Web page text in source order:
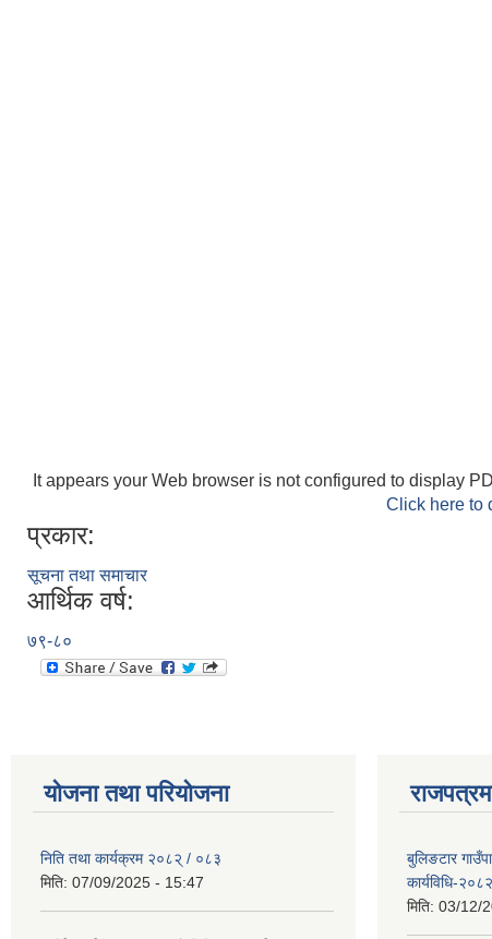
It appears your Web browser is not configured to display
Click here to
प्रकार:
सूचना तथा समाचार
आर्थिक वर्ष:
७९-८०
योजना तथा परियोजना
निति तथा कार्यक्रम २०८२् / ०८३
मिति: 07/09/2025 - 15:47
बुलिङटार
कार्यविधि-२०८२
मिति: 03/12/